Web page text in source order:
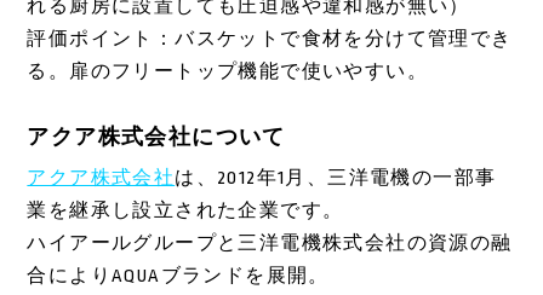
れる厨房に設置しても圧迫感や違和感が無い）
評価ポイント：バスケットで食材を分けて管理でき
る。扉のフリートップ機能で使いやすい。
アクア株式会社について
アクア株式会社は、2012年1月、三洋電機の一部事
業を継承し設立された企業です。
ハイアールグループと三洋電機株式会社の資源の融
合によりAQUAブランドを展開。